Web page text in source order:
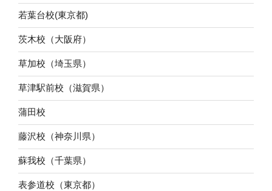
若葉台校(東京都)
茨木校（大阪府）
草加校（埼玉県）
草津駅前校（滋賀県）
蒲田校
藤沢校（神奈川県）
蘇我校（千葉県）
表参道校（東京都）